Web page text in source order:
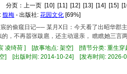
分页： 上一页 [10] [11] [12] [13] [14] [15]
馥梅 - 出版社: 花园文化 [69%]
宸的偷窥日记── 某月X日：今天看了出昭华
，不再嚣张跋扈，还主动退亲， 瞧瞧她三言两
凌绮荷 ] [故事地点: 架空] [情节分类: 重生穿
空] [出版时间: 2014-10-24] [发布时间: